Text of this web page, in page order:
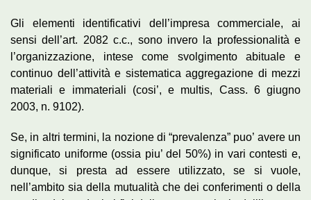
Gli elementi identificativi dell’impresa commerciale, ai
sensi dell’art. 2082 c.c., sono invero la professionalità e
l’organizzazione, intese come svolgimento abituale e
continuo dell’attività e sistematica aggregazione di mezzi
materiali e immateriali (cosi’, e multis, Cass. 6 giugno
2003, n. 9102).
Se, in altri termini, la nozione di “prevalenza” puo’ avere un
significato uniforme (ossia piu’ del 50%) in vari contesti e,
dunque, si presta ad essere utilizzato, se si vuole,
nell’ambito sia della mutualità che dei conferimenti o della